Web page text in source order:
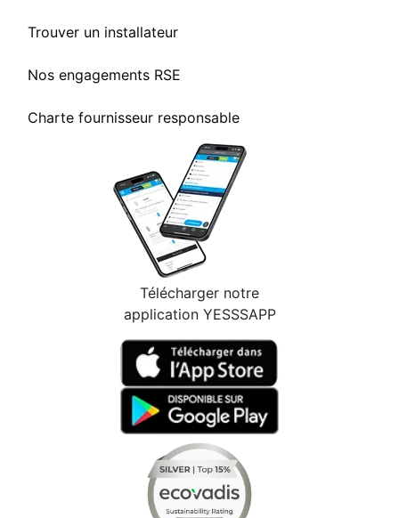
Trouver un installateur
Nos engagements RSE
Charte fournisseur responsable
Télécharger notre
application YESSSAPP